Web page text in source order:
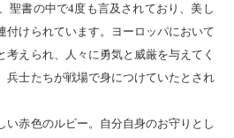
聖書の中で4度も言及されており、美し
付けられています。ヨーロッパにおいて
考えられ、人々に勇気と威厳を与えてく
兵士たちが戦場で身につけていたとされ
い赤色のルビー。自分自身のお守りとし